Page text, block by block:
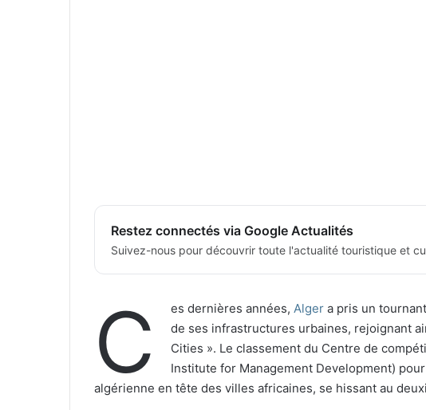
Restez connectés via Google Actualités
Suivez-nous pour découvrir toute l'actualité touristique et
C es dernières années, Alger a pris un
de ses infrastructures urbaines, rejoignant
Cities ». Le classement du Centre de
Institute for Management Development)
algérienne en tête des villes africaines, se hissant au